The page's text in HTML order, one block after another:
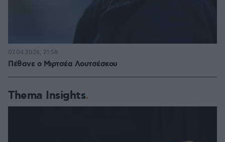
Πέθανε ο Μιρτσέα Λουτσέσκου
07.04.2026, 21:58
Thema Insights